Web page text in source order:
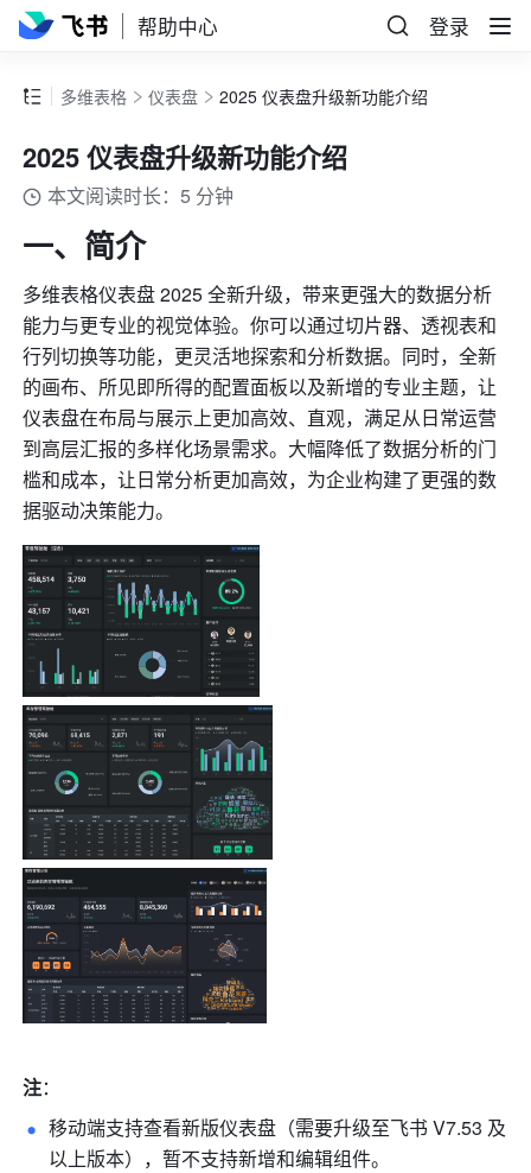
帮助中心 登录
多维表格 仪表盘 2025 仪表盘升级新功能介绍
2025 仪表盘升级新功能介绍
本文阅读时长：5 分钟
一、简介
多维表格仪表盘 2025 全新升级，带来更强大的数据分析
能力与更专业的视觉体验。你可以通过切片器、透视表和
行列切换等功能，更灵活地探索和分析数据。同时，全新
的画布、所见即所得的配置面板以及新增的专业主题，让
仪表盘在布局与展示上更加高效、直观，满足从日常运营
到高层汇报的多样化场景需求。大幅降低了数据分析的门
槛和成本，让日常分析更加高效，为企业构建了更强的数
据驱动决策能力。
注：
移动端支持查看新版仪表盘（需要升级至飞书 V7.53 及
以上版本），暂不支持新增和编辑组件。